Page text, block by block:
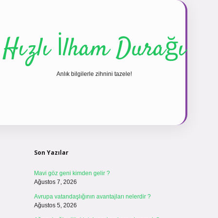
Hızlı İlham Durağı
Anlık bilgilerle zihnini tazele!
Son Yazılar
Mavi göz geni kimden gelir ?
Ağustos 7, 2026
Avrupa vatandaşlığının avantajları nelerdir ?
Ağustos 5, 2026